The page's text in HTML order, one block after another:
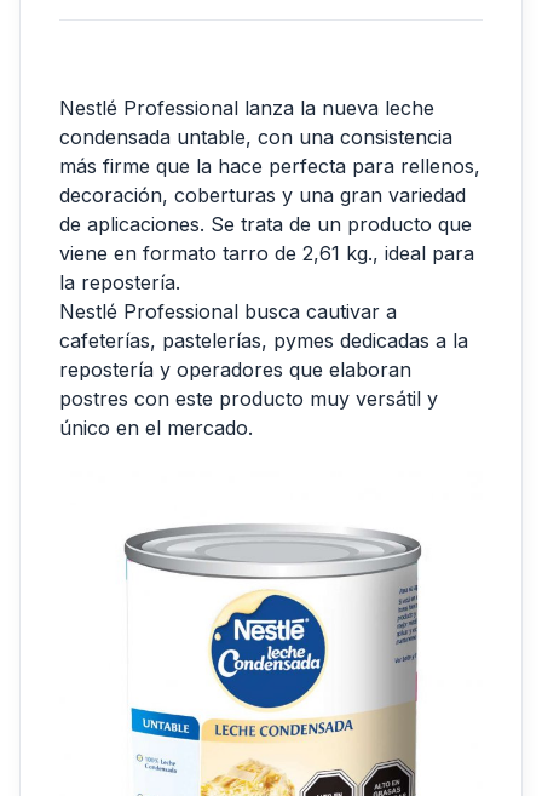
Nestlé Professional lanza la nueva leche
condensada untable, con una consistencia
más firme que la hace perfecta para rellenos,
decoración, coberturas y una gran variedad
de aplicaciones. Se trata de un producto que
viene en formato tarro de 2,61 kg., ideal para
la repostería.
Nestlé Professional busca cautivar a
cafeterías, pastelerías, pymes dedicadas a la
repostería y operadores que elaboran
postres con este producto muy versátil y
único en el mercado.